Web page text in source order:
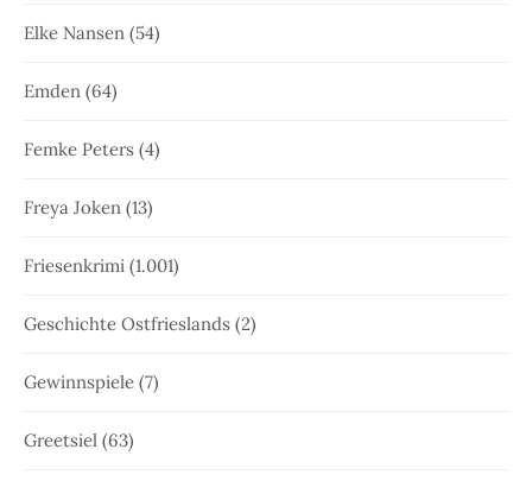
Elke Nansen (54)
Emden (64)
Femke Peters (4)
Freya Joken (13)
Friesenkrimi (1.001)
Geschichte Ostfrieslands (2)
Gewinnspiele (7)
Greetsiel (63)